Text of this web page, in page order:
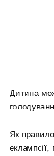
Дитина
Як